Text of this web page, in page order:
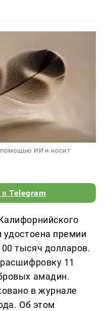
помощью ИИ и носит
вTelegram
удостоена премии
тысяч долларов.
11
амадин.
в журнале
Об этом